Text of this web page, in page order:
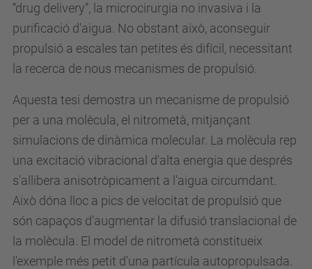
“drug delivery”, la microcirurgia no invasiva i la
purificació d'aigua. No obstant això, aconseguir
propulsió a escales tan petites és difícil, necessitant
la recerca de nous mecanismes de propulsió.
Aquesta tesi demostra un mecanisme de propulsió
per a una molècula, el nitrometà, mitjançant
simulacions de dinàmica molecular. La molècula rep
una excitació vibracional d'alta energia que després
s'allibera anisotròpicament a l'aigua circumdant.
Això dóna lloc a pics de velocitat de propulsió que
són capaços d’augmentar la difusió translacional de
la molècula. El model de nitrometà constitueix
l'exemple més petit d'una partícula autopropulsada.